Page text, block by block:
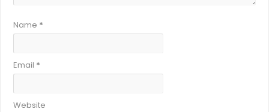
Name *
Email *
Website